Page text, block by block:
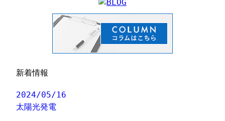
新着情報
2024/05/16
太陽光発電